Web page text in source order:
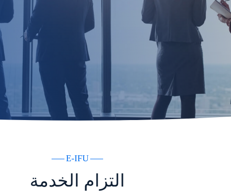
E-IFU
التزام الخدمة